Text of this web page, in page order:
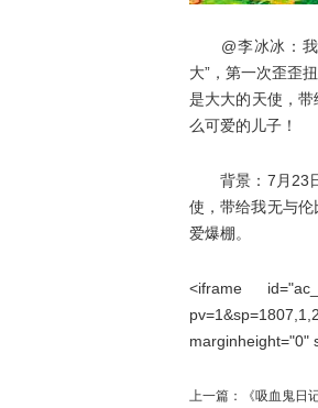
@李冰冰：我
大”，第一次歪歪
是大大的天使，
么可爱的儿子！
背景：7月23日
使，带给我无与伦
爱爆棚。
<iframe
marginheight="0"
上一篇： 《吸血鬼日